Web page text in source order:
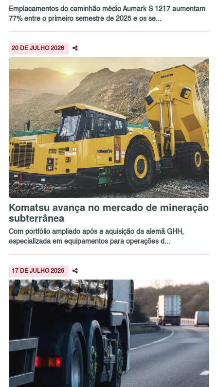
Emplacamentos do caminhão médio Aumark S 1217 aumentam
77% entre o primeiro semestre de 2025 e os se...
20 DE JULHO 2026
Komatsu avança no mercado de mineração
subterrânea
Com portfólio ampliado após a aquisição da alemã GHH,
especializada em equipamentos para operações d...
17 DE JULHO 2026